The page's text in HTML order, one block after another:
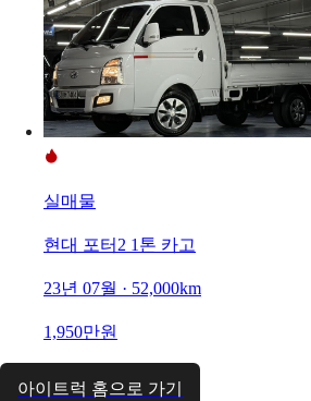
실매물
현대 포터2 1톤 카고
23년 07월 · 52,000km
1,950만원
아이트럭 홈으로 가기